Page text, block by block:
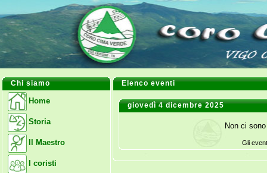
Chi siamo
Home
Storia
Il Maestro
I coristi
Elenco eventi
giovedì 4 dicembre 2025
Non ci
Gli